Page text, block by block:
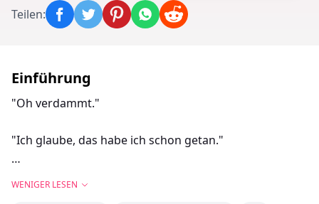
Teilen:
Einführung
"Oh verdammt."
"Ich glaube, das habe ich schon getan."
WENIGER LESEN